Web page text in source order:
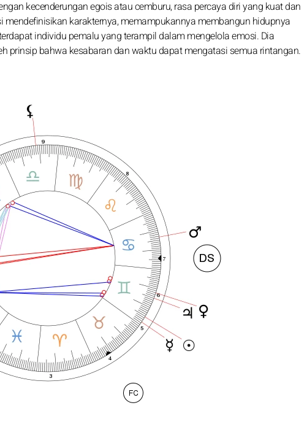
kecenderungan egois atau cemburu, rasa percaya diri yang kuat dan
karakternya, memampukannya membangun hidupnya
individu pemalu yang terampil dalam mengelola emosi. Dia
prinsip bahwa kesabaran dan waktu dapat mengatasi semua rintangan.